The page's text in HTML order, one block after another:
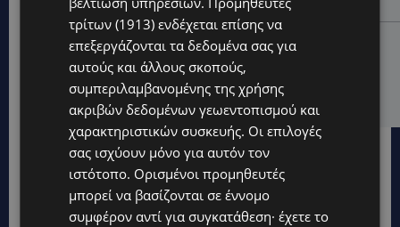
UPDATES
ΤΡΟΧΑΙΟ ΣΤΗΝ ΛΕΥΚΩΣΙΑ: Χειροπέδες και στη σύζυγο
του 27χρονου – Φέρεται να παραπλάνησε την
Αστυνομία
τρίτων (1913) ενδέχεται επίσης να
επεξεργάζονται τα δεδομένα σας για
αυτούς και άλλους σκοπούς,
συμπεριλαμβανομένης της χρήσης
ακριβών δεδομένων γεωεντοπισμού και
χαρακτηριστικών συσκευής. Οι επιλογές
σας ισχύουν μόνο για αυτόν τον
ιστότοπο. Ορισμένοι προμηθευτές
μπορεί να βασίζονται σε έννομο
συμφέρον αντί για συγκατάθεση· έχετε το